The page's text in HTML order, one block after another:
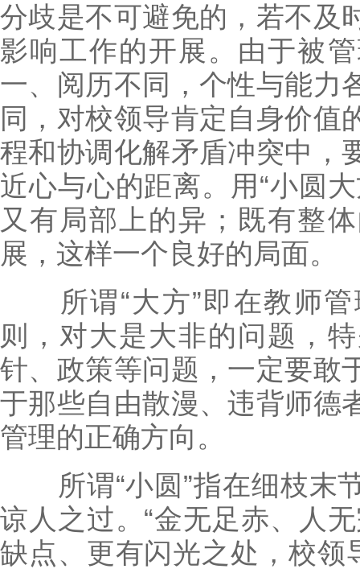
分歧是不可避免的，若不及
影响工作的开展。由于被
一、阅历不同，个性与能力
同，对校领导肯定自身价值
程和协调化解矛盾冲突中，
近心与心的距离。用“小圆
又有局部上的异；既有整
展，这样一个良好的局面。
所谓“大方”即在教师管
则，对大是大非的问题，
针、政策等问题，一定要敢
于那些自由散漫、违背师德
管理的正确方向。
所谓“小圆”指在细枝末
谅人之过。“金无足赤、人
缺点、更有闪光之处，校领